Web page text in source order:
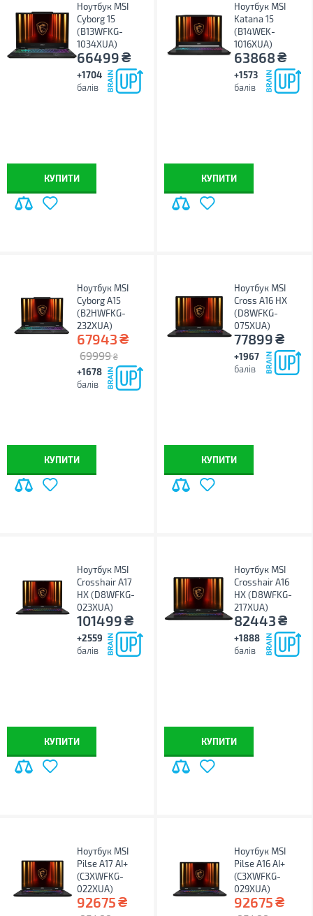
Ноутбук MSI
Cyborg 15
(B13WFKG-
1034XUA)
66499₴
+1704
балів
КУПИТИ
Ноутбук MSI
Katana 15
(B14WEK-
1016XUA)
63868₴
+1573
балів
КУПИТИ
Ноутбук MSI
Cyborg A15
(B2HWFKG-
232XUA)
67943₴
69999 ₴
+1678
балів
КУПИТИ
Ноутбук MSI
Cross A16 HX
(D8WFKG-
075XUA)
77899₴
+1967
балів
КУПИТИ
Ноутбук MSI
Crosshair A17
HX (D8WFKG-
023XUA)
101499₴
+2559
балів
КУПИТИ
Ноутбук MSI
Crosshair A16
HX (D8WFKG-
217XUA)
82443₴
+1888
балів
КУПИТИ
Ноутбук MSI
Pilse A17 AI+
(C3XWFKG-
022XUA)
92675₴
Ноутбук MSI
Pilse A16 AI+
(C3XWFKG-
029XUA)
92675₴